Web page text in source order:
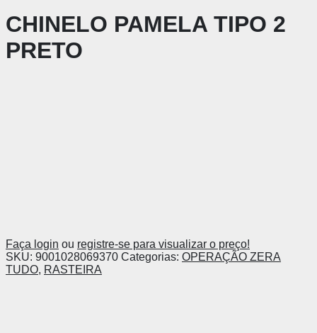
CHINELO PAMELA TIPO 2
PRETO
Faça login ou registre-se para visualizar o preço!
SKU: 9001028069370 Categorias: OPERAÇÃO ZERA
TUDO, RASTEIRA